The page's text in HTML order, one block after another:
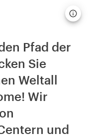
Pfad der
Sie
Weltall
Wir
und